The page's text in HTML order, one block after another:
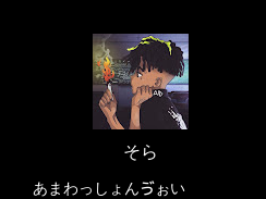
そら
あまわっしょんゔぉい